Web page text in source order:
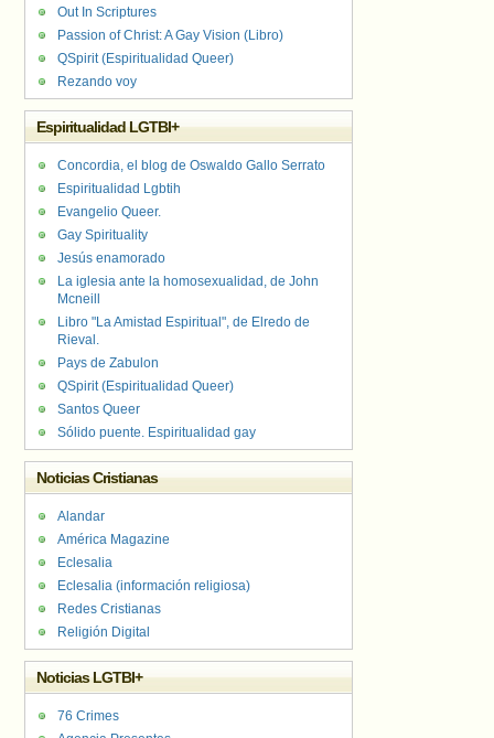
Out In Scriptures
Passion of Christ: A Gay Vision (Libro)
QSpirit (Espiritualidad Queer)
Rezando voy
Espiritualidad LGTBI+
Concordia, el blog de Oswaldo Gallo Serrato
Espiritualidad Lgbtih
Evangelio Queer.
Gay Spirituality
Jesús enamorado
La iglesia ante la homosexualidad, de John
Mcneill
Libro "La Amistad Espiritual", de Elredo de
Rieval.
Pays de Zabulon
QSpirit (Espiritualidad Queer)
Santos Queer
Sólido puente. Espiritualidad gay
Noticias Cristianas
Alandar
América Magazine
Eclesalia
Eclesalia (información religiosa)
Redes Cristianas
Religión Digital
Noticias LGTBI+
76 Crimes